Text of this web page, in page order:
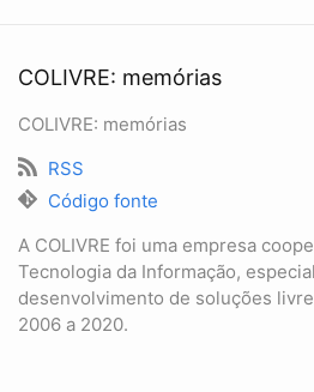
COLIVRE: memórias
COLIVRE: memórias
RSS
Código fonte
A COLIVRE foi uma empresa
Tecnologia da Informação,
desenvolvimento de soluções
2006 a 2020.